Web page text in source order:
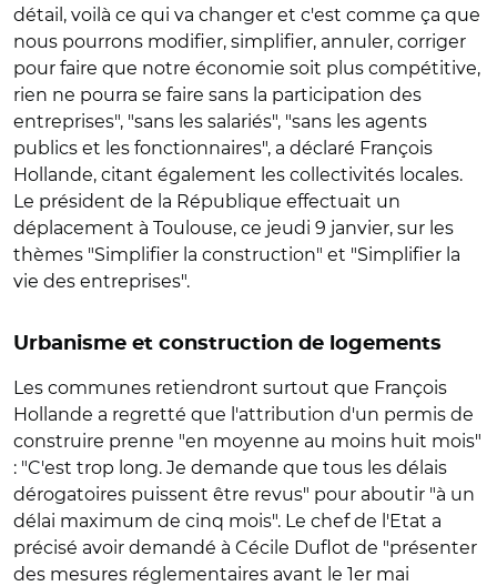
détail, voilà ce qui va changer et c'est comme ça que
nous pourrons modifier, simplifier, annuler, corriger
pour faire que notre économie soit plus compétitive,
rien ne pourra se faire sans la participation des
entreprises", "sans les salariés", "sans les agents
publics et les fonctionnaires", a déclaré François
Hollande, citant également les collectivités locales.
Le président de la République effectuait un
déplacement à Toulouse, ce jeudi 9 janvier, sur les
thèmes "Simplifier la construction" et "Simplifier la
vie des entreprises".
Urbanisme et construction de logements
Les communes retiendront surtout que François
Hollande a regretté que l'attribution d'un permis de
construire prenne "en moyenne au moins huit mois"
: "C'est trop long. Je demande que tous les délais
dérogatoires puissent être revus" pour aboutir "à un
délai maximum de cinq mois". Le chef de l'Etat a
précisé avoir demandé à Cécile Duflot de "présenter
des mesures réglementaires avant le 1er mai